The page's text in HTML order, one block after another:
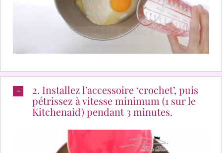
2. Installez l’accessoire ‘crochet’, puis
pétrissez à vitesse minimum (1 sur le
Kitchenaid) pendant 3 minutes.